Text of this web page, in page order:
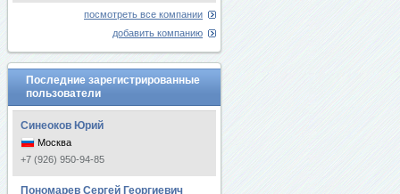
посмотреть все компании
добавить компанию
Последние зарегистрированные
пользователи
Синеоков Юрий
Москва
+7 (926) 950-94-85
Пономарев Сергей Георгиевич